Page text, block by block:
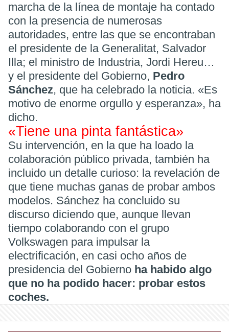
marcha de la línea de montaje ha contado
con la presencia de numerosas
autoridades, entre las que se encontraban
el presidente de la Generalitat, Salvador
Illa; el ministro de Industria, Jordi Hereu…
y el presidente del Gobierno, Pedro
Sánchez, que ha celebrado la noticia. «Es
motivo de enorme orgullo y esperanza», ha
dicho.
«Tiene una pinta fantástica»
Su intervención, en la que ha loado la
colaboración público privada, también ha
incluido un detalle curioso: la revelación de
que tiene muchas ganas de probar ambos
modelos. Sánchez ha concluido su
discurso diciendo que, aunque llevan
tiempo colaborando con el grupo
Volkswagen para impulsar la
electrificación, en casi ocho años de
presidencia del Gobierno ha habido algo
que no ha podido hacer: probar estos
coches.